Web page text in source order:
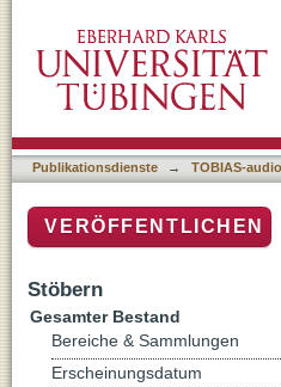
(Musikbox)
Publikationsdienste → TOBIAS-audio
VERÖFFENTLICHEN
Stöbern
Gesamter Bestand
Bereiche & Sammlungen
Erscheinungsdatum